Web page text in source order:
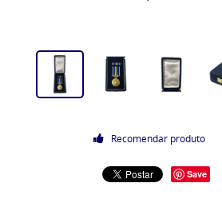
Recomendar produto
Save